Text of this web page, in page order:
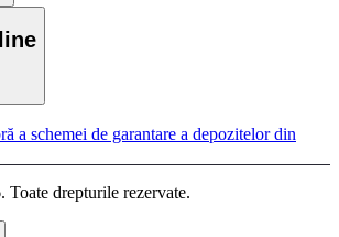
a schemei de garantare a depozitelor din
drepturile rezervate.